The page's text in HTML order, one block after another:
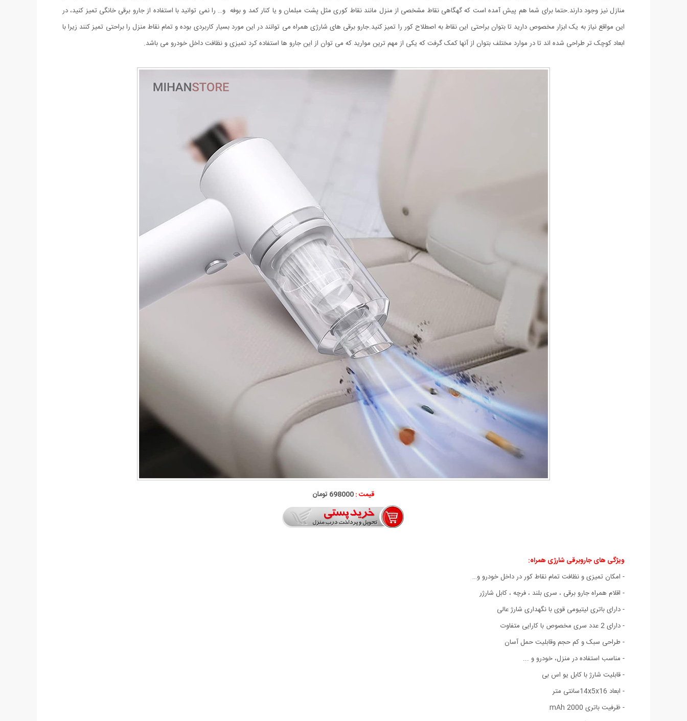
منازل نیز وجود دارند.حتما برای شما هم پیش آمده است که گهگاهی نقاط مشخصی از منزل مانند نقاط کوری مثل پشت مبلمان و یا کنار کمد و بوفه و… را نمی توانید با استفاده از جارو برقی خانگی تمیز کنید، در
این مواقع نیاز به یک ابزار مخصوص دارید تا بتوان براحتی این نقاط به اصطلاح کور را تمیز کنید.جارو برقی های شارژی همراه می توانند در این مورد بسیار کاربردی بوده و تمام نقاط منزل را براحتی تمیز کنند زیرا با
ابعاد کوچک تر طراحی شده اند تا در موارد مختلف بتوان از آنها کمک گرفت که یکی از مهم ترین موارید که می توان از این جارو ها استفاده کرد تمیزی و نظافت داخل خودرو می باشد.
قیمت :698000 تومان
ویژگی های جاروبرقی شارژی همراه:
- امکان تمیزی و نظافت تمام نقاط کور در داخل خودرو و…
- اقلام همراه جارو برقی ، سری بلند ، فرچه ، کابل شارژر
- دارای باتری لیتیومی قوی با نگهداری شارژ عالی
- دارای 2 عدد سری مخصوص با کارایی متفاوت
- طراحی سبک و کم حجم وقابلیت حمل آسان
- مناسب استفاده در منزل، خودرو و ...
- قابلیت شارژ با کابل یو اس بی
- ابعاد 14x5x16سانتی متر
- ظرفیت باتری 2000 mAh